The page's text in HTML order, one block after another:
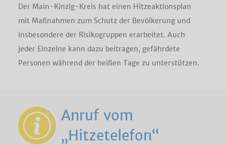
Der Main-Kinzig-Kreis hat einen Hitzeaktionsplan
mit Maßnahmen zum Schutz der Bevölkerung und
insbesondere der Risikogruppen erarbeitet. Auch
jeder Einzelne kann dazu beitragen, gefährdete
Personen während der heißen Tage zu unterstützen.
Anruf vom
„Hitzetelefon“